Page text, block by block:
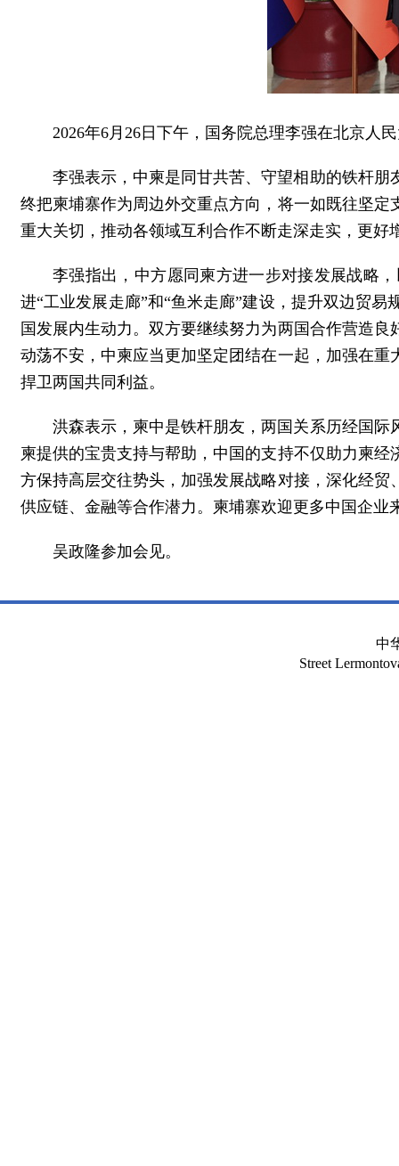
2026年6月26日下午，国务院总理李强在北京人
李强表示，中柬是同甘共苦、守望相助的铁杆
终把柬埔寨作为周边外交重点方向，将一如既往坚
重大关切，推动各领域互利合作不断走深走实，更好
李强指出，中方愿同柬方进一步对接发展战略
进“工业发展走廊”和“鱼米走廊”建设，提升双边贸
国发展内生动力。双方要继续努力为两国合作营造
动荡不安，中柬应当更加坚定团结在一起，加强在
捍卫两国共同利益。
洪森表示，柬中是铁杆朋友，两国关系历经国
柬提供的宝贵支持与帮助，中国的支持不仅助力柬
方保持高层交往势头，加强发展战略对接，深化经
供应链、金融等合作潜力。柬埔寨欢迎更多中国企
吴政隆参加会见。
中
Street